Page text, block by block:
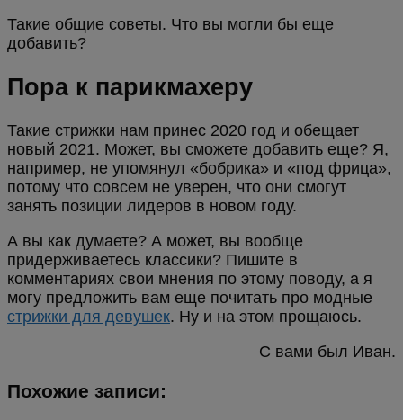
Такие общие советы. Что вы могли бы еще
добавить?
Пора к парикмахеру
Такие стрижки нам принес 2020 год и обещает
новый 2021. Может, вы сможете добавить еще? Я,
например, не упомянул «бобрика» и «под фрица»,
потому что совсем не уверен, что они смогут
занять позиции лидеров в новом году.
А вы как думаете? А может, вы вообще
придерживаетесь классики? Пишите в
комментариях свои мнения по этому поводу, а я
могу предложить вам еще почитать про модные
стрижки для девушек. Ну и на этом прощаюсь.
С вами был Иван.
Похожие записи: